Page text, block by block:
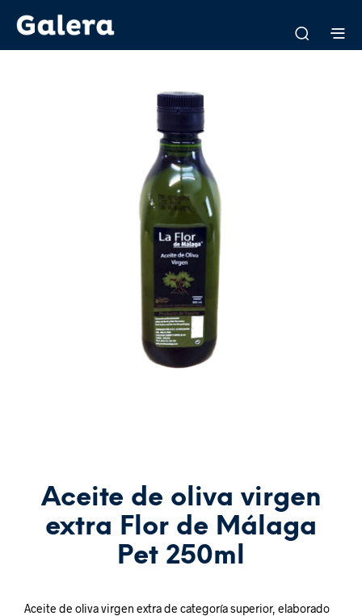
Aceite de oliva virgen
extra Flor de Málaga
Pet 250ml
Aceite de oliva virgen extra de categoría superior, elaborado